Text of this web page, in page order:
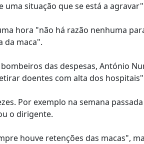
situação que se está a
hora "não há razão nenhuma
da maca".
das despesas, António
doentes com alta dos
Por exemplo na semana
o dirigente.
houve retenções das macas",